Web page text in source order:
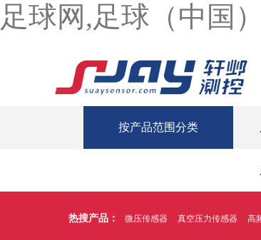
足球网,足球（中国）
按产品范围分类
热搜产品： 微压传感器 真空压力传感器 高